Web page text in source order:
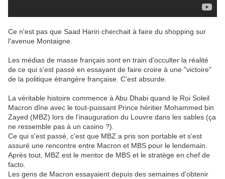
Ce n'est pas que Saad Hariri cherchait à faire du shopping sur
l'avenue Montaigne.
Les médias de masse français sont en train d'occulter la réalité
de ce qui s'est passé en essayant de faire croire à une "victoire"
de la politique étrangère française. C'est absurde.
La véritable histoire commence à Abu Dhabi quand le Roi Soleil
Macron dîne avec le tout-puissant Prince héritier Mohammed bin
Zayed (MBZ) lors de l'inauguration du Louvre dans les sables (ça
ne ressemble pas à un casino ?).
Ce qui s'est passé, c'est que MBZ a pris son portable et s'est
assuré une rencontre entre Macron et MBS pour le lendemain.
Après tout, MBZ est le mentor de MBS et le stratège en chef de
facto.
Les gens de Macron essayaient depuis des semaines d'obtenir